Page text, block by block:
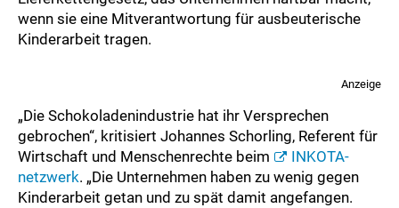
wenn sie eine Mitverantwortung für ausbeuterische
Kinderarbeit tragen.
Anzeige
„Die Schokoladenindustrie hat ihr Versprechen
gebrochen“, kritisiert Johannes Schorling, Referent für
Wirtschaft und Menschenrechte beim
INKOTA-
netzwerk. „Die Unternehmen haben zu wenig gegen
Kinderarbeit getan und zu spät damit angefangen.